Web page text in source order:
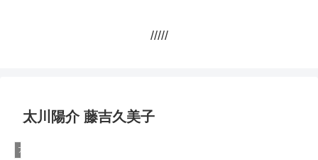
/////
太川陽介 藤吉久美子
アメリカ